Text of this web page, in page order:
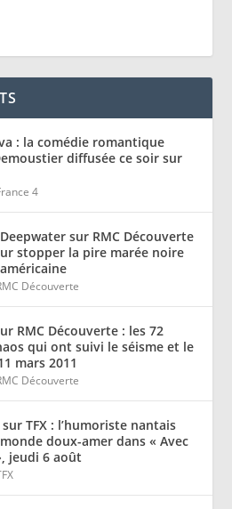
: la comédie romantique
diffusée ce soir sur
4
sur RMC Découverte
stopper la pire marée noire
Découverte
RMC Découverte : les 72
qui ont suivi le séisme et le
mars 2011
Découverte
TFX : l’humoriste nantais
doux-amer dans « Avec
jeudi 6 août